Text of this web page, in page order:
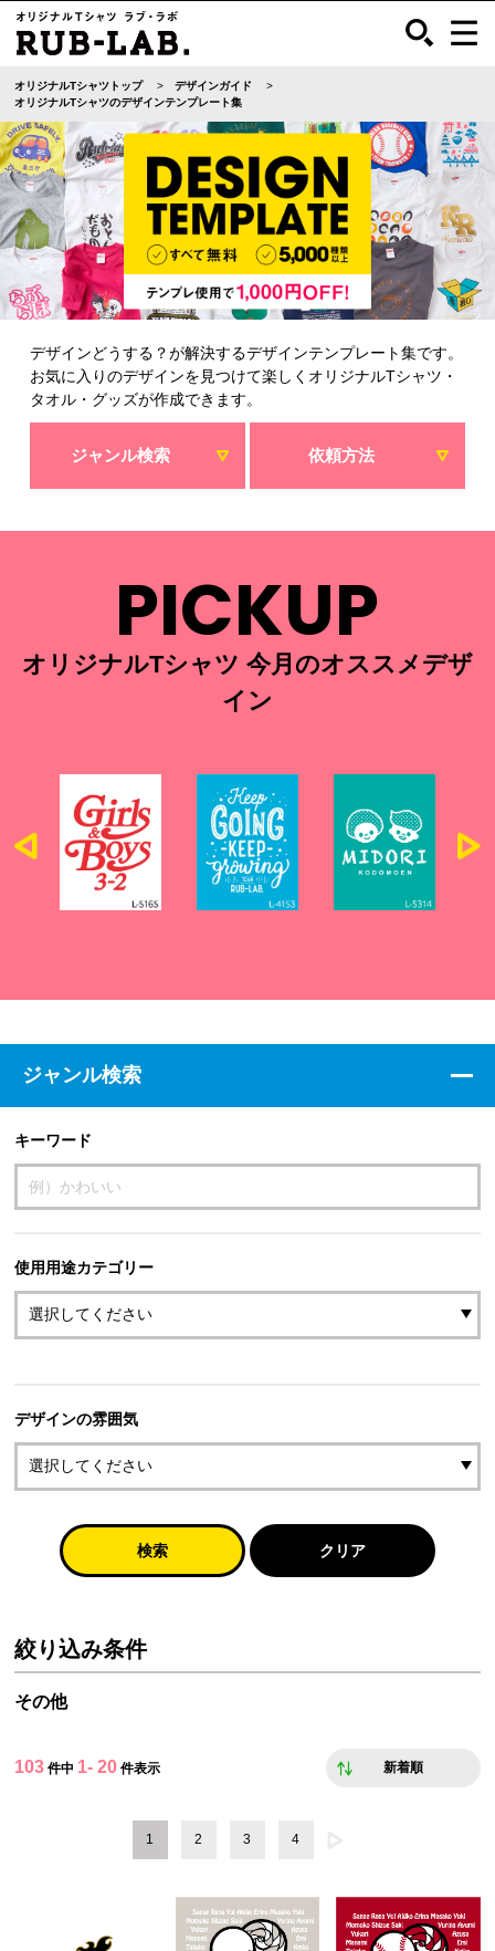
オリジナルTシャツトップ
デザインガイド
オリジナルTシャツのデザインテンプレート集
デザインどうする？が解決するデザインテンプレート集です。
お気に入りのデザインを見つけて楽しくオリジナルTシャツ・
タオル・グッズが作成できます。
ジャンル検索 依頼方法
PICKUP
オリジナルTシャツ 今月のオススメデザ
イン
ジャンル検索
キーワード
使用用途カテゴリー
デザインの雰囲気
検索 クリア
絞り込み条件
その他
103 件中 1- 20 件表示 新着順
1 2 3 4